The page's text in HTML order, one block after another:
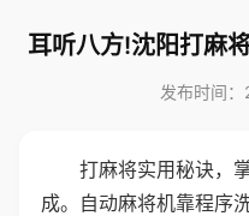
耳听八方!沈阳打麻
发布时间
打麻将实用秘诀，
成。自动麻将机靠程序